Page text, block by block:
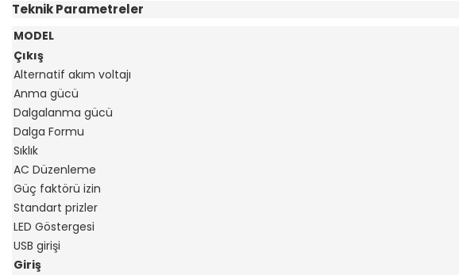
Teknik Parametreler
MODEL
Çıkış
Alternatif akım voltajı
Anma gücü
Dalgalanma gücü
Dalga Formu
Sıklık
AC Düzenleme
Güç faktörü izin
Standart prizler
LED Göstergesi
USB girişi
Giriş